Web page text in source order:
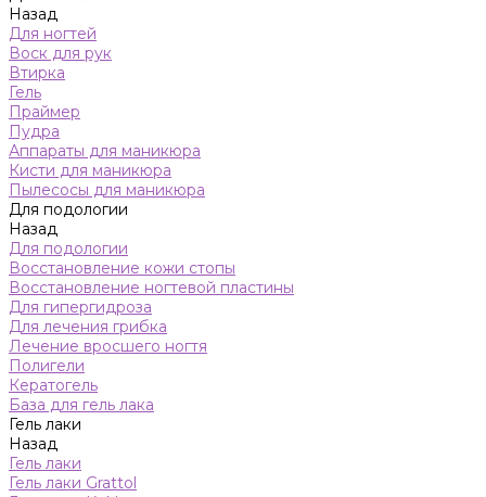
Назад
Для ногтей
Воск для рук
Втирка
Гель
Праймер
Пудра
Аппараты для маникюра
Кисти для маникюра
Пылесосы для маникюра
Для подологии
Назад
Для подологии
Восстановление кожи стопы
Восстановление ногтевой пластины
Для гипергидроза
Для лечения грибка
Лечение вросшего ногтя
Полигели
Кератогель
База для гель лака
Гель лаки
Назад
Гель лаки
Гель лаки Grattol